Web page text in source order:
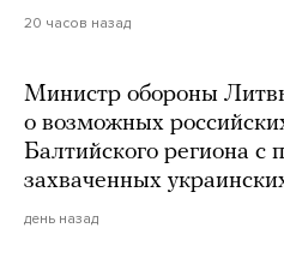
20 часов назад
Министр обороны
о возможных
Балтийского региона
захваченных
день назад